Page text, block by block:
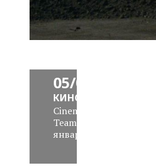
News
Block
05/01/16
Cinemaholics
Team
января 2016
КИНО